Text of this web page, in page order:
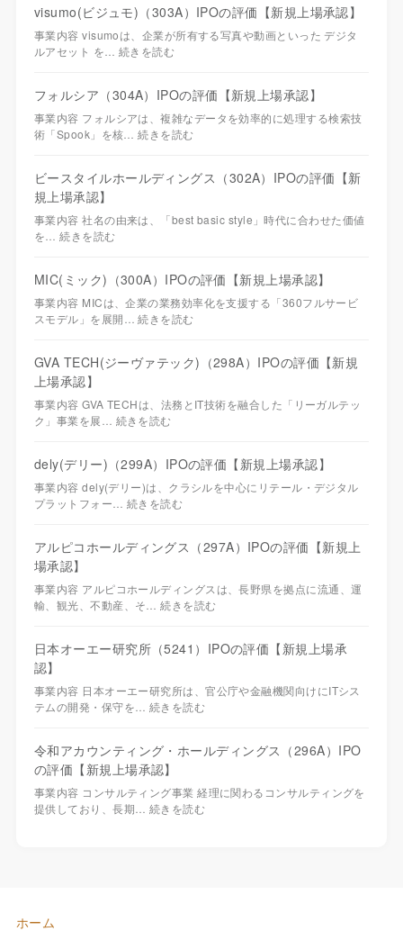
visumo(ビジュモ)（303A）IPOの評価【新規上場承認】
事業内容 visumoは、企業が所有する写真や動画といった デジタ
ルアセット を… 続きを読む
フォルシア（304A）IPOの評価【新規上場承認】
事業内容 フォルシアは、複雑なデータを効率的に処理する検索技
術「Spook」を核…続きを読む
ビースタイルホールディングス（302A）IPOの評価【新
規上場承認】
事業内容 社名の由来は、「best basic style」時代に合わせた価値
を…続きを読む
MIC(ミック)（300A）IPOの評価【新規上場承認】
事業内容 MICは、企業の業務効率化を支援する「360フルサービ
スモデル」を展開…続きを読む
GVA TECH(ジーヴァテック)（298A）IPOの評価【新規
上場承認】
事業内容 GVA TECHは、法務とIT技術を融合した「リーガルテッ
ク」事業を展… 続きを読む
dely(デリー)（299A）IPOの評価【新規上場承認】
事業内容 dely(デリー)は、クラシルを中心にリテール・デジタル
プラットフォー… 続きを読む
アルピコホールディングス（297A）IPOの評価【新規上
場承認】
事業内容 アルピコホールディングスは、長野県を拠点に流通、運
輸、観光、不動産、そ…続きを読む
日本オーエー研究所（5241）IPOの評価【新規上場承
認】
事業内容 日本オーエー研究所は、官公庁や金融機関向けにITシス
テムの開発・保守を… 続きを読む
令和アカウンティング・ホールディングス（296A）IPO
の評価【新規上場承認】
事業内容 コンサルティング事業 経理に関わるコンサルティングを
提供しており、長期… 続きを読む
ホーム